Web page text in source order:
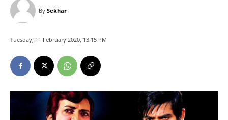
By Sekhar
Tuesday, 11 February 2020, 13:15 PM